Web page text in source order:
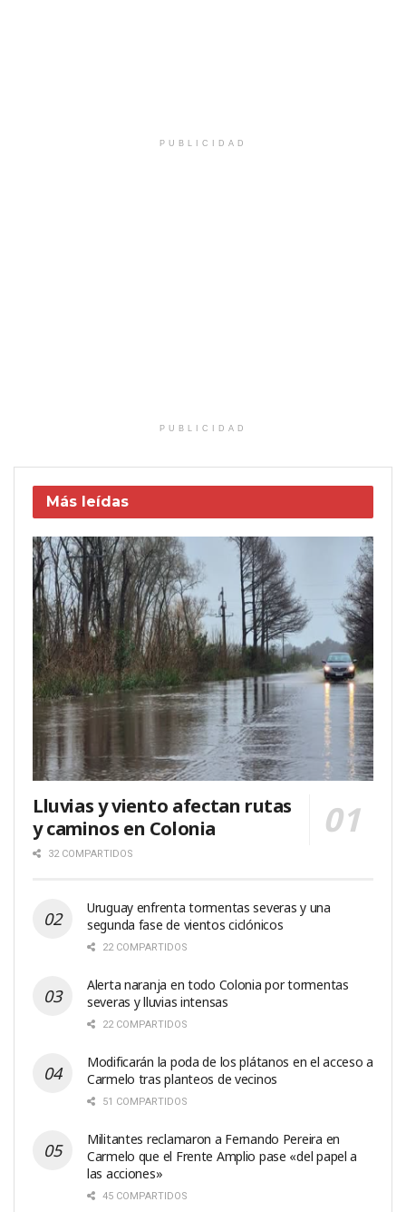
PUBLICIDAD
PUBLICIDAD
Más leídas
Lluvias y viento afectan rutas
y caminos en Colonia
32 COMPARTIDOS
Uruguay enfrenta tormentas severas y una
segunda fase de vientos ciclónicos
22 COMPARTIDOS
Alerta naranja en todo Colonia por tormentas
severas y lluvias intensas
22 COMPARTIDOS
Modificarán la poda de los plátanos en el acceso a
Carmelo tras planteos de vecinos
51 COMPARTIDOS
Militantes reclamaron a Fernando Pereira en
Carmelo que el Frente Amplio pase «del papel a
las acciones»
45 COMPARTIDOS